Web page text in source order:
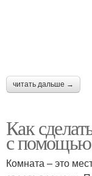
читать дальше →
Как
с помощью
Комната – это